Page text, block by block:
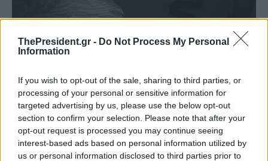
ThePresident.gr - Do Not Process My Personal
Information
If you wish to opt-out of the sale, sharing to third parties, or
processing of your personal or sensitive information for
targeted advertising by us, please use the below opt-out
section to confirm your selection. Please note that after your
opt-out request is processed you may continue seeing
interest-based ads based on personal information utilized by
us or personal information disclosed to third parties prior to